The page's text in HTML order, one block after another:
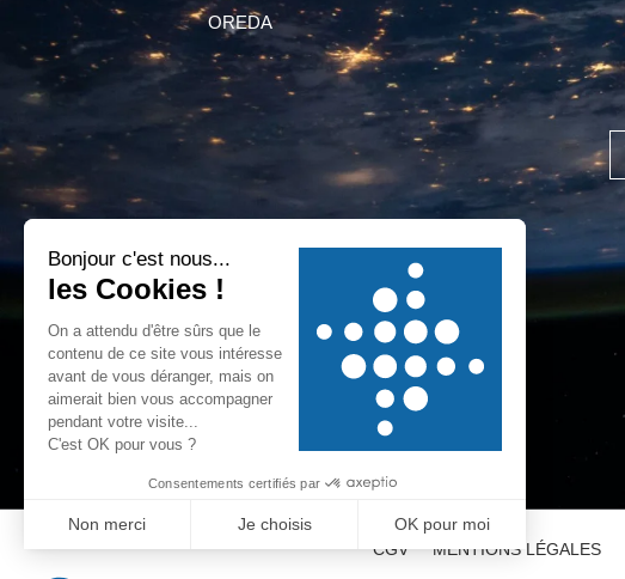
OREDA
CGV MENTIONS LÉGALES